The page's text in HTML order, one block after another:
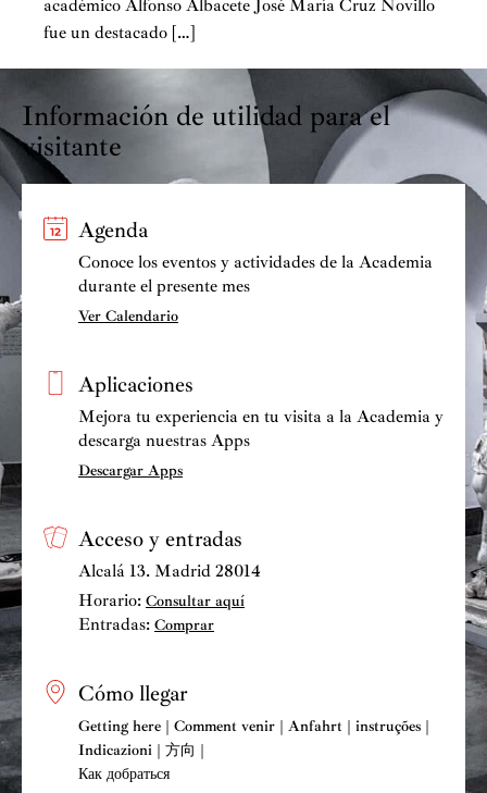
académico Alfonso Albacete José María Cruz Novillo
fue un destacado […]
Información de utilidad para el
visitante
Agenda
Conoce los eventos y actividades de la Academia
durante el presente mes
Ver Calendario
Aplicaciones
Mejora tu experiencia en tu visita a la Academia y
descarga nuestras Apps
Descargar Apps
Acceso y entradas
Alcalá 13. Madrid 28014
Horario: Consultar aquí
Entradas: Comprar
Cómo llegar
Getting here | Comment venir | Anfahrt | instruções |
Indicazioni | 方向 |
Как добраться